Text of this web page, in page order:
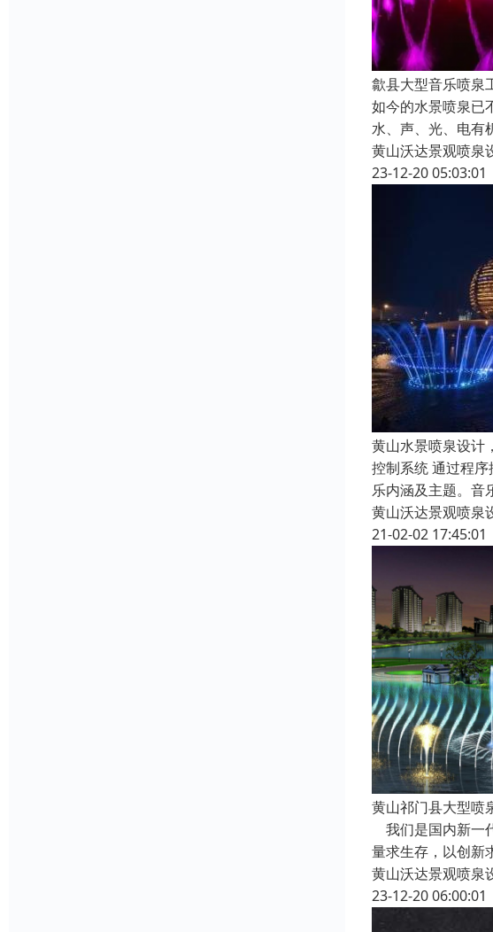
歙县大型音乐喷泉
如今的水景喷泉已
水、声、光、电有
黄山沃达景观喷泉
23-12-20 05:03:01
黄山水景喷泉设计
控制系统 通过程
乐内涵及主题。音
黄山沃达景观喷泉
21-02-02 17:45:01
黄山祁门县大型喷
我们是国内新一
量求生存，以创新
黄山沃达景观喷泉
23-12-20 06:00:01